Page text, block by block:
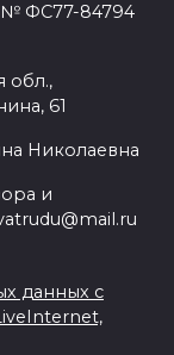
№ ФС77-84794
обл.,
61
Николаевна
и
данных с